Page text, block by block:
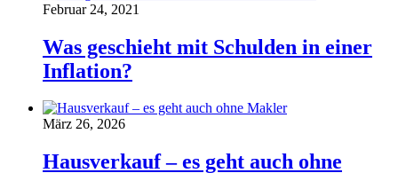
Februar 24, 2021
Was geschieht mit Schulden in einer
Inflation?
März 26, 2026
Hausverkauf – es geht auch ohne